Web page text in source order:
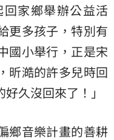
家鄉舉辦公益活
更多孩子，特別有
國小舉行，正是宋
昕澔的許多兒時回
久沒回來了！」
鄉音樂計畫的善耕